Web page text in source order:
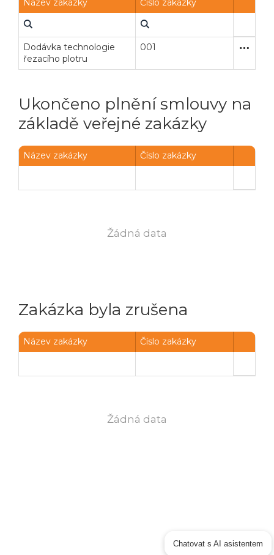
Název zakázky Číslo zakázky
Dodávka technologie
řezacího plotru
001
Ukončeno plnění smlouvy na
základě veřejné zakázky
Název zakázky Číslo zakázky
Žádná data
Zakázka byla zrušena
Název zakázky Číslo zakázky
Žádná data
Chatovat s AI asistentem